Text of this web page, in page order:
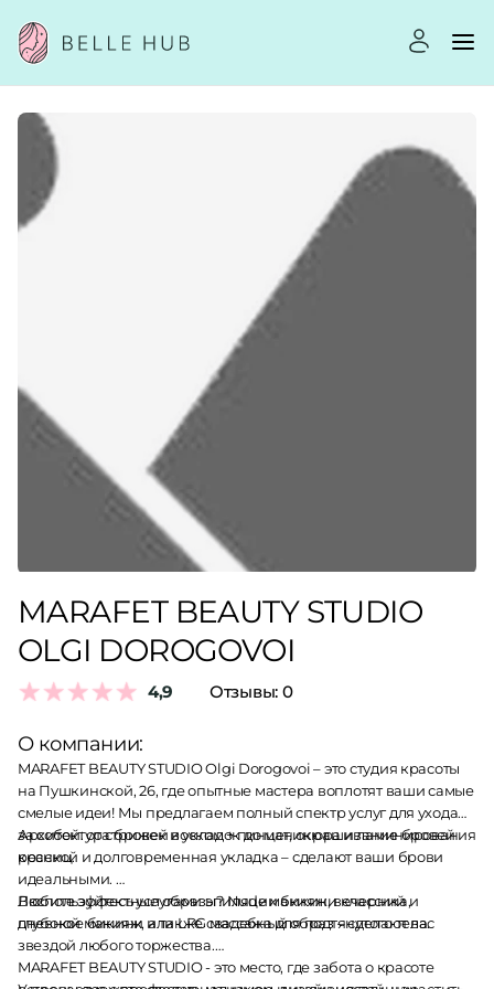
MARAFET BEAUTY STUDIO
OLGI DOROGOVOI
4,9 Отзывы: 0
О компании:
MARAFET BEAUTY STUDIO Olgi Dorogovoi – это студия красоты
на Пушкинской, 26, где опытные мастера воплотят ваши самые
смелые идеи! Мы предлагаем полный спектр услуг для ухода
за собой: от стрижек и укладок до маникюра и ламинирования
ресниц.
Архитектура бровей воском + пинцет, окрашивание бровей
краской и долговременная укладка – сделают ваши брови
идеальными.
Воспользуйтесь услугами эпиляции бикини классика,
глубокое бикини или LPG массажа для подтянутого тела.
Любите эффектные образы? Nude макияж, вечерний и
дневной макияж, а также свадебный образ – сделают вас
звездой любого торжества.
MARAFET BEAUTY STUDIO - это место, где забота о красоте